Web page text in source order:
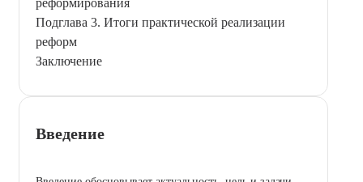
Подглава 3. Итоги практической реализации
реформ
Заключение
Введение